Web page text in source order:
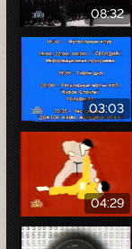
08:32
03:03
04:29